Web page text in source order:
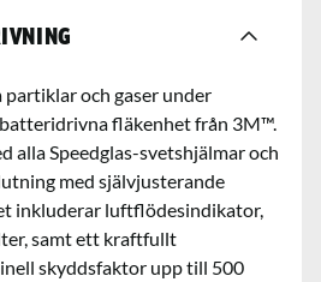
partiklar och gaser under
fläkenhet från 3M™.
alla Speedglas-svetshjälmar och
med självjusterande
inkluderar luftflödesindikator,
samt ett kraftfullt
skyddsfaktor upp till 500